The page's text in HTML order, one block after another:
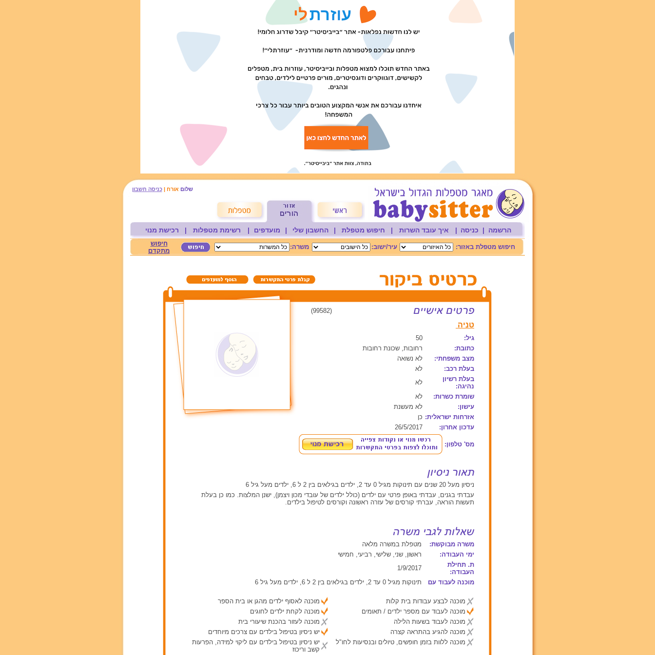
שלום אורח |כניסה חשבון
הרשמה | כניסה | איך עובד השרות | חיפוש מטפלת | החשבון שלי | מועדפים | רשימת מטפלות | רכישת מנוי
חיפוש מטפלת באזור: עיר/ישוב: משרה:
חיפוש
מתקדם
(99582)
טניה
גיל:
50
כתובת:
רחובות, שכונת רחובות
מצב משפחתי:
לא נשואה
בעלת רכב:
לא
בעלת רשיון
נהיגה:
לא
שומרת כשרות:
לא
עישון:
לא מעשנת
אזרחות ישראלית: כן
עדכון אחרון:
26/5/2017
מס' טלפון:
ניסיון מעל 20 שנים עם תינוקות מגיל 0 עד 2, ילדים בגילאים בין 2 ל 6, ילדים מעל גיל 6
עבדתי בגנים, עבדתי באופן פרטי עם ילדים (כולל ילדים של עובדי מכון ויצמן), ישנן המלצות. כמו כן בעלת
תעשות הוראה, עברתי קורסים של עזרה ראשונה וקורסים לטיפול בילדים.
משרה מבוקשת:
מטפלת במשרה מלאה
ימי העבודה:
ראשון, שני, שלישי, רביעי, חמישי
ת. תחילת
העבודה:
1/9/2017
מוכנה לעבוד עם
תינוקות מגיל 0 עד 2, ילדים בגילאים בין 2 ל 6, ילדים מעל גיל 6
מוכנה לבצע עבודות בית קלות
מוכנה לעבוד עם מספר ילדים / תאומים
מוכנה לעבוד בשעות הלילה
מוכנה להגיע בהתראה קצרה
מוכנה ללוות בזמן חופשים, טיולים ובנסיעות לחו"ל
מוכנה לאסוף ילדים מהגן או בית הספר
מוכנה לקחת ילדים לחוגים
מוכנה לעזור בהכנת שיעורי בית
יש ניסיון בטיפול בילדים עם צרכים מיוחדים
יש ניסיון בטיפול בילדים עם ליקוי למידה, הפרעות
קשב וריכוז